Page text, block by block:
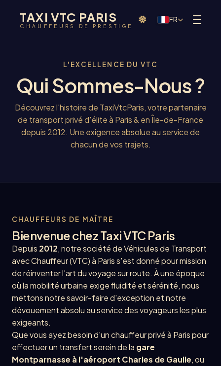
TAXI VTC PARIS
CHAUFFEURS DE PRESTIGE
FR
L'EXCELLENCE DU VTC
Qui Sommes-Nous ?
Découvrez l'histoire de TaxiVtcParis, votre partenaire
de transport privé d'élite à Paris & en Île-de-France
depuis 2012. Une exigence absolue au service de
chacun de vos trajets.
CHAUFFEURS DE MAÎTRE
Bienvenue chez Taxi VTC Paris
Depuis 2012, notre société de Véhicules de Transport
avec Chauffeur (VTC) à Paris s'est donné pour mission
de réinventer l'art du voyage sur route. À une époque
où la mobilité urbaine exige fluidité et sérénité, nous
mettons notre savoir-faire d'exception et notre
dévouement absolu au service des voyageurs les plus
exigeants.
Que vous ayez besoin d'un chauffeur privé à Paris pour
effectuer un transfert serein de la gare
Montparnasse à l'aéroport Charles de Gaulle, ou